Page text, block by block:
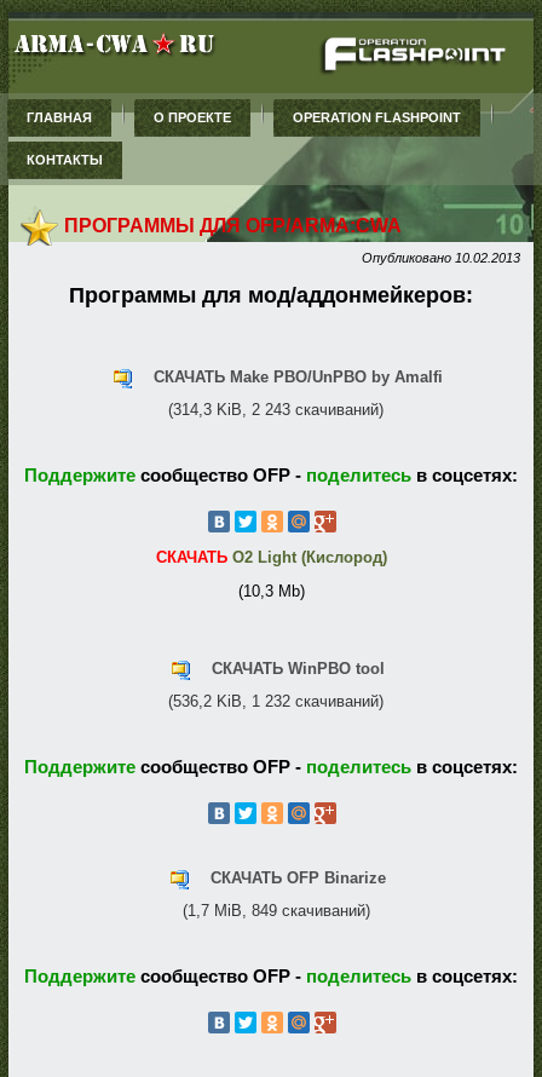
ГЛАВНАЯ О ПРОЕКТЕ OPERATION FLASHPOINT
КОНТАКТЫ
ПРОГРАММЫ ДЛЯ OFP/ARMA:CWA
Опубликовано 10.02.2013
Программы для мод/аддонмейкеров:
СКАЧАТЬ Make PBO/UnPBO by Amalfi
(314,3 KiB, 2 243 скачиваний)
Поддержите сообщество OFP - поделитесь в соцсетях:
СКАЧАТЬO2 Light (Кислород)
(10,3 Mb)
СКАЧАТЬ WinPBO tool
(536,2 KiB, 1 232 скачиваний)
Поддержите сообщество OFP - поделитесь в соцсетях:
СКАЧАТЬ OFP Binarize
(1,7 MiB, 849 скачиваний)
Поддержите сообщество OFP - поделитесь в соцсетях: